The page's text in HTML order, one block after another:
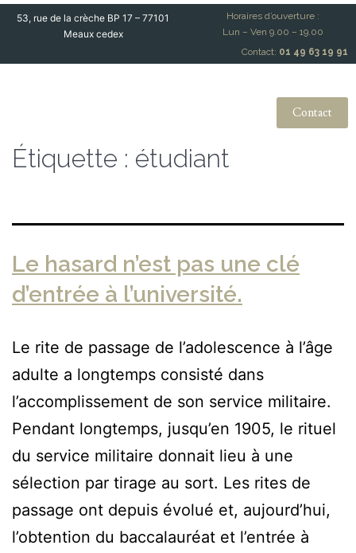
53, rue de la crèche BP 17 – 77101
Meaux cedex
Horaires d’ouverture :
Lun – Ven 9.00 – 19.00
Contact: 01 49 63 19 91
Contact
Étiquette : étudiant
Le hasard n’est pas une clé
d’entrée à l’université.
Le rite de passage de l’adolescence à l’âge
adulte a longtemps consisté dans
l’accomplissement de son service militaire.
Pendant longtemps, jusqu’en 1905, le rituel
du service militaire donnait lieu à une
sélection par tirage au sort. Les rites de
passage ont depuis évolué et, aujourd’hui,
l’obtention du baccalauréat et l’entrée à